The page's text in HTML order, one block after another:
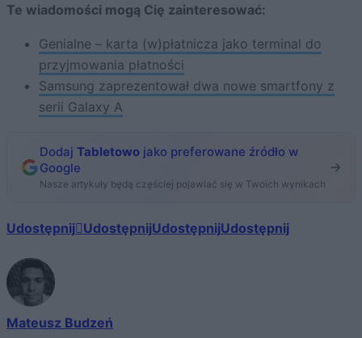
Te wiadomości mogą Cię zainteresować:
Genialne – karta (w)płatnicza jako terminal do
przyjmowania płatności
Samsung zaprezentował dwa nowe smartfony z
serii Galaxy A
Dodaj Tabletowo jako preferowane źródło w
Google
Nasze artykuły będą częściej pojawiać się w Twoich wynikach
Udostępnij UdostępnijUdostępnijUdostępnij
Mateusz Budzeń